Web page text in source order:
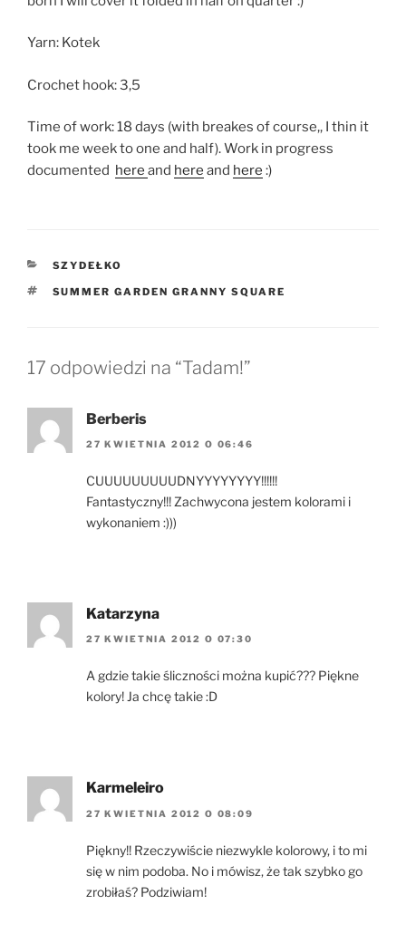
Yarn: Kotek
Crochet hook: 3,5
Time of work: 18 days (with breakes of course,, I thin it
took me week to one and half). Work in progress
documented here and here and here :)
KATEGORIE
SZYDEŁKO
TAGI
SUMMER GARDEN GRANNY SQUARE
17 odpowiedzi na “Tadam!”
Berberis
27 KWIETNIA 2012 O 06:46
CUUUUUUUUUDNYYYYYYYY!!!!!!
Fantastyczny!!! Zachwycona jestem kolorami i
wykonaniem :)))
Katarzyna
27 KWIETNIA 2012 O 07:30
A gdzie takie śliczności można kupić??? Piękne
kolory! Ja chcę takie :D
Karmeleiro
27 KWIETNIA 2012 O 08:09
Piękny!! Rzeczywiście niezwykle kolorowy, i to mi
się w nim podoba. No i mówisz, że tak szybko go
zrobiłaś? Podziwiam!